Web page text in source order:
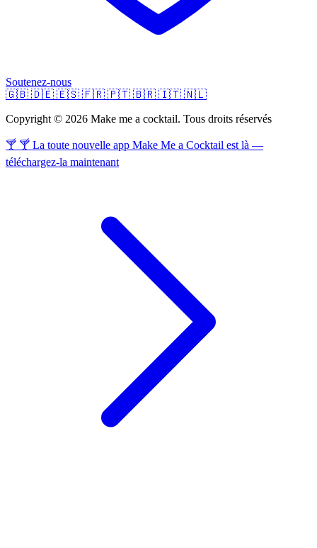
Soutenez-nous
🇬🇧 🇩🇪 🇪🇸 🇫🇷 🇵🇹 🇧🇷 🇮🇹 🇳🇱
Copyright © 2026 Make me a cocktail. Tous droits réservés
🍸 🍸 La toute nouvelle app Make Me a Cocktail est là —
téléchargez-la maintenant